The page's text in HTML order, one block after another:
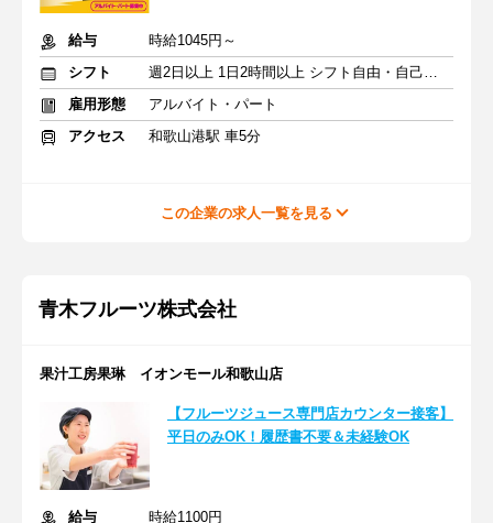
給与
時給1045円～
シフト
週2日以上 1日2時間以上 シフト自由・自己申告
雇用形態
アルバイト・パート
アクセス
和歌山港駅 車5分
この企業の求人一覧を見る
青木フルーツ株式会社
果汁工房果琳 イオンモール和歌山店
【フルーツジュース専門店カウンター接客】
平日のみOK！履歴書不要＆未経験OK
給与
時給1100円